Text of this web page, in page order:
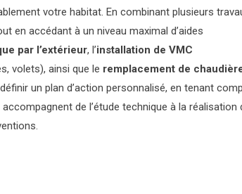
votre habitat. En combinant plusieurs
en accédant à un niveau maximal d’aides
par l’extérieur, l’installation de VMC
volets), ainsi que le remplacement de
un plan d’action personnalisé, en tenant
de l’étude technique à la réalisation